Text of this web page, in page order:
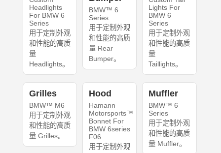
Headlights
For BMW 6
Series
用于定制外观
和性能的高质
量
Headlights。
BMW™ 6
Series
用于定制外观
和性能的高质
量 Rear
Bumper。
Lights For
BMW 6
Series
用于定制外观
和性能的高质
量
Taillights。
Grilles
BMW™ M6
用于定制外观
和性能的高质
量 Grilles。
Hood
Hamann
Motorsports™
Bonnet For
BMW 6series
F06
用于定制外观
Muffler
BMW™ 6
Series
用于定制外观
和性能的高质
量 Muffler。